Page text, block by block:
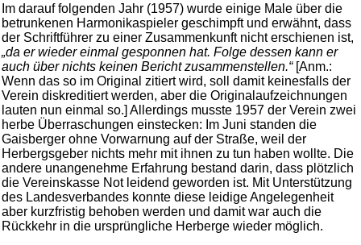
Im darauf folgenden Jahr (1957) wurde einige Male über die
betrunkenen Harmonikaspieler geschimpft und erwähnt, dass
der Schriftführer zu einer Zusammenkunft nicht erschienen ist,
„da er wieder einmal gesponnen hat. Folge dessen kann er
auch über nichts keinen Bericht zusammenstellen.“[Anm.:
Wenn das so im Original zitiert wird, soll damit keinesfalls der
Verein diskreditiert werden, aber die Originalaufzeichnungen
lauten nun einmal so.] Allerdings musste 1957 der Verein zwei
herbe Überraschungen einstecken: Im Juni standen die
Gaisberger ohne Vorwarnung auf der Straße, weil der
Herbergsgeber nichts mehr mit ihnen zu tun haben wollte. Die
andere unangenehme Erfahrung bestand darin, dass plötzlich
die Vereinskasse Not leidend geworden ist. Mit Unterstützung
des Landesverbandes konnte diese leidige Angelegenheit
aber kurzfristig behoben werden und damit war auch die
Rückkehr in die ursprüngliche Herberge wieder möglich.